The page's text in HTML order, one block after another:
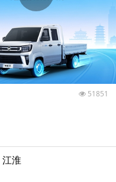
51851
江淮